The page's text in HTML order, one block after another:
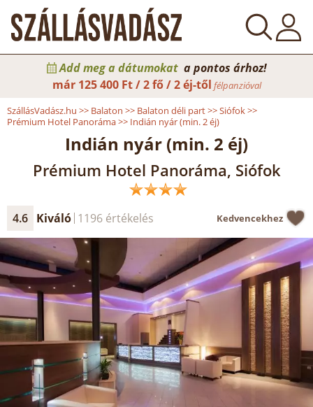
Add meg a dátumokat a pontos árhoz!
már 125 400 Ft / 2 fő / 2 éj-től félpanzióval
SzállásVadász.hu >> Balaton >> Balaton déli part>>Siófok>>
Prémium Hotel Panoráma>> Indián nyár (min. 2 éj)
Indián nyár (min. 2 éj)
Prémium Hotel Panoráma, Siófok
4.6 Kiváló 1196 értékelés Kedvencekhez